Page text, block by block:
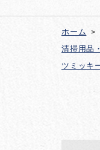
ホーム >
清掃用品
ツミッキ